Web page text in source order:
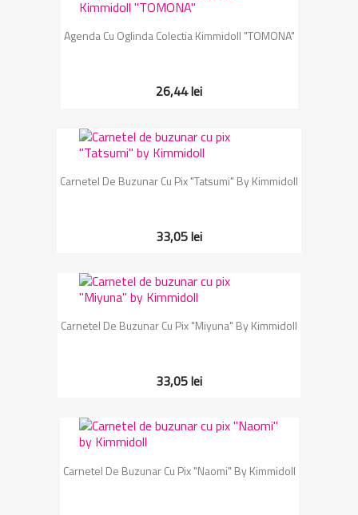
Agenda Cu Oglinda Colectia Kimmidoll "TOMONA"
26,44 lei
Carnetel De Buzunar Cu Pix "Tatsumi" By Kimmidoll
33,05 lei
Carnetel De Buzunar Cu Pix "Miyuna" By Kimmidoll
33,05 lei
Carnetel De Buzunar Cu Pix "Naomi" By Kimmidoll